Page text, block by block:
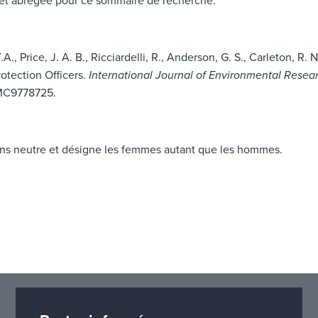
Price, J. A. B., Ricciardelli, R., Anderson, G. S., Carleton, R.
Officers. International Journal of Environmental
neutre et désigne les femmes autant que les hommes.